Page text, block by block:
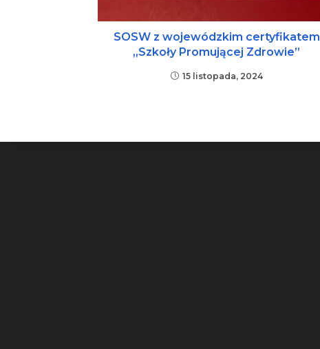
SOSW z wojewódzkim certyfikatem
„Szkoły Promującej Zdrowie”
15 listopada, 2024